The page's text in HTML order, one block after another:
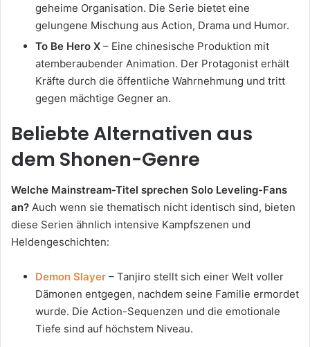
geheime Organisation. Die Serie bietet eine
gelungene Mischung aus Action, Drama und Humor.
To Be Hero X – Eine chinesische Produktion mit
atemberaubender Animation. Der Protagonist erhält
Kräfte durch die öffentliche Wahrnehmung und tritt
gegen mächtige Gegner an.
Beliebte Alternativen aus
dem Shonen-Genre
Welche Mainstream-Titel sprechen Solo Leveling-Fans
an? Auch wenn sie thematisch nicht identisch sind, bieten
diese Serien ähnlich intensive Kampfszenen und
Heldengeschichten:
Demon Slayer – Tanjiro stellt sich einer Welt voller
Dämonen entgegen, nachdem seine Familie ermordet
wurde. Die Action-Sequenzen und die emotionale
Tiefe sind auf höchstem Niveau.